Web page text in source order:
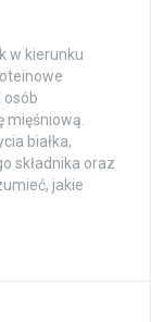
w kierunku
osób
mięśniową.
białka,
składnika oraz
jakie